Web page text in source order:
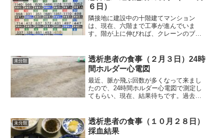
です）自分の朝食として...
６日）
隣接地に建設中の十階建てマンション
は、現在、六階まで工事が進んでいま
す。階が上に伸びれば、クレーンのブー
す。こちら側に倒れると、私を直撃する
のは間違いありません。ブームが...
未分類
透析患者の食事（２月３日）24時
間ホルダー心電図
最近、脈か飛ぶ回数が多くなって来まし
たので、24時間ホルダー心電図で測定し
てもらい、現在、結果待ちです。過去、
今回もそうだとは思います。しかし、頻
繁に脈が飛ぶと何となく...
未分類
透析患者の食事（１０月２８日）
採血結果